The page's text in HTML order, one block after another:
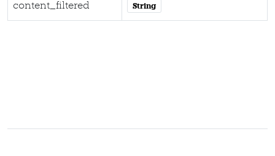
content_filtered String